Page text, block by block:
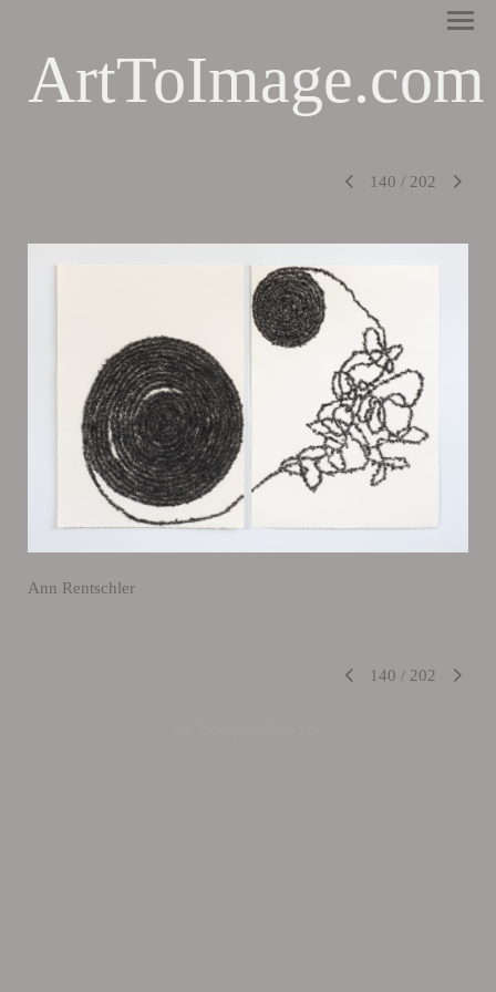
ArtToImage.com
140 / 202
Ann Rentschler
140 / 202